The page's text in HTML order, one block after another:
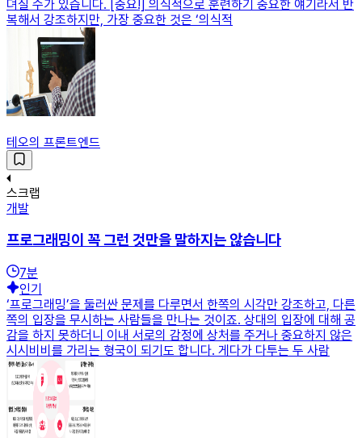
뎌질 수가 있습니다. [중요!] 의식적으로 훈련하기 중요한 얘기라서 반
복해서 강조하지만, 가장 중요한 것은 ‘의식적
테오의 프론트엔드
스크랩
개발
프로그래밍이 꼭 그런 것만을 말하지는 않습니다
7분
인기
‘프로그래밍’을 둘러싼 문제를 다루면서 한쪽의 시각만 강조하고, 다른
쪽의 입장을 무시하는 사람들을 만나는 것이죠. 상대의 입장에 대해 공
감을 하지 못하더니 이내 서로의 감정에 상처를 주거나 중요하지 않은
시시비비를 가리는 형국이 되기도 합니다. 게다가 다투는 두 사람